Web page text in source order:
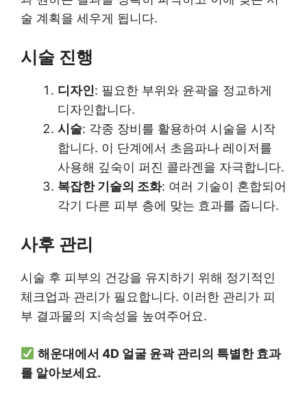
술 계획을 세우게 됩니다.
시술 진행
디자인: 필요한 부위와 윤곽을 정교하게
디자인합니다.
시술: 각종 장비를 활용하여 시술을 시작
합니다. 이 단계에서 초음파나 레이저를
사용해 깊숙이 퍼진 콜라겐을 자극합니다.
복잡한 기술의 조화: 여러 기술이 혼합되어
각기 다른 피부 층에 맞는 효과를 줍니다.
사후 관리
시술 후 피부의 건강을 유지하기 위해 정기적인
체크업과 관리가 필요합니다. 이러한 관리가 피
부 결과물의 지속성을 높여주어요.
해운대에서 4D 얼굴 윤곽 관리의 특별한 효과
를 알아보세요.